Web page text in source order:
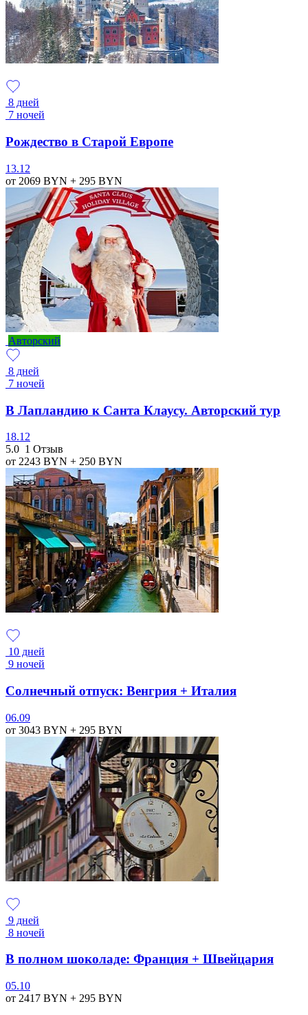
8 дней
7 ночей
Рождество в Старой Европе
13.12
от 2069 BYN + 295 BYN
Авторский
8 дней
7 ночей
В Лапландию к Санта Клаусу. Авторский тур
18.12
5.0 1 Отзыв
от 2243 BYN + 250 BYN
10 дней
9 ночей
Солнечный отпуск: Венгрия + Италия
06.09
от 3043 BYN + 295 BYN
9 дней
8 ночей
В полном шоколаде: Франция + Швейцария
05.10
от 2417 BYN + 295 BYN